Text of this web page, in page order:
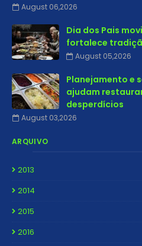
August 06,2026
Dia dos Pais
fortalece
August 05,2026
Planejamento e
ajudam
desperdícios
August 03,2026
ARQUIVO
2013
2014
2015
2016